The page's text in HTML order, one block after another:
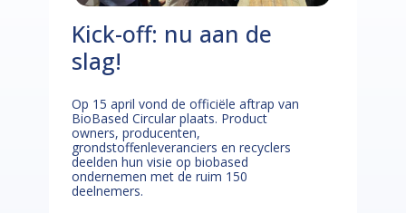
Kick-off: nu aan de
slag!
Op 15 april vond de officiële aftrap van
BioBased Circular plaats. Product
owners, producenten,
grondstoffenleveranciers en recyclers
deelden hun visie op biobased
ondernemen met de ruim 150
deelnemers.